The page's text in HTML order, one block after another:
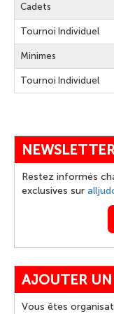
Cadets
Tournoi Individuel
Minimes
Tournoi Individuel
Restez informés
exclusives sur
AJOUTER
Vous êtes